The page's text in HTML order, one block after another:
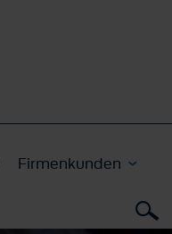
Firmenkunden